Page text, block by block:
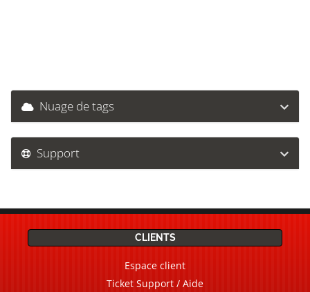
Nuage de tags
Support
CLIENTS
Espace client
Ticket Support / Aide